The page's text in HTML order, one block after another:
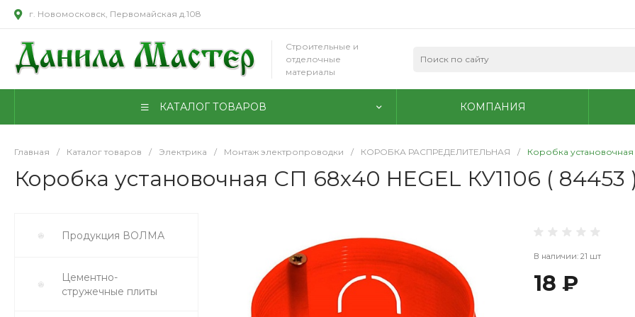
г. Новомосковск, Первомайская д.108
Строительные и
отделочные
материалы
КАТАЛОГ ТОВАРОВ КОМПАНИЯ
Главная / Каталог товаров / Электрика / Монтаж электропроводки / КОРОБКА РАСПРЕДЕЛИТЕЛЬНАЯ / Коробка установочная
Коробка установочная СП 68х40 HEGEL КУ1106 ( 84453
Продукция ВОЛМА
Цементно-
стружечные плиты
В наличии: 21 шт
18 ₽